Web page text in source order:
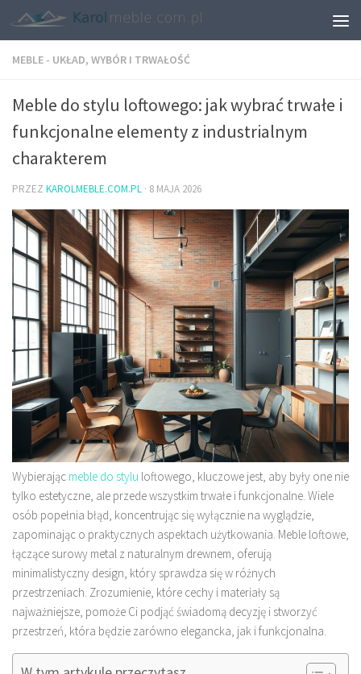
MEBLE - UKŁAD, WYBÓR I TRWAŁOŚĆ
Meble do stylu loftowego: jak wybrać trwałe i
funkcjonalne elementy z industrialnym
charakterem
PRZEZ KAROLMEBLE.COM.PL · 8 MAJA 2026
Wybierając meble do stylu loftowego, kluczowe jest, aby były one nie
tylko estetyczne, ale przede wszystkim trwałe i funkcjonalne. Wiele
osób popełnia błąd, koncentrując się wyłącznie na wyglądzie,
zapominając o praktycznych aspektach użytkowania. Meble loftowe,
łączące surowy metal z naturalnym drewnem, oferują
minimalistyczny design, który sprawdza się w różnych
przestrzeniach. Zrozumienie, które cechy i materiały są
najważniejsze, pomoże Ci podjąć świadomą decyzję i stworzyć
przestrzeń, która będzie zarówno elegancka, jak i funkcjonalna.